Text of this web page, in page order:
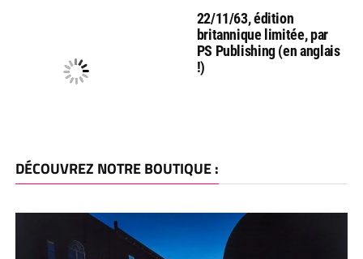
22/11/63, édition
britannique limitée, par
PS Publishing (en anglais
!)
DÉCOUVREZ NOTRE BOUTIQUE :